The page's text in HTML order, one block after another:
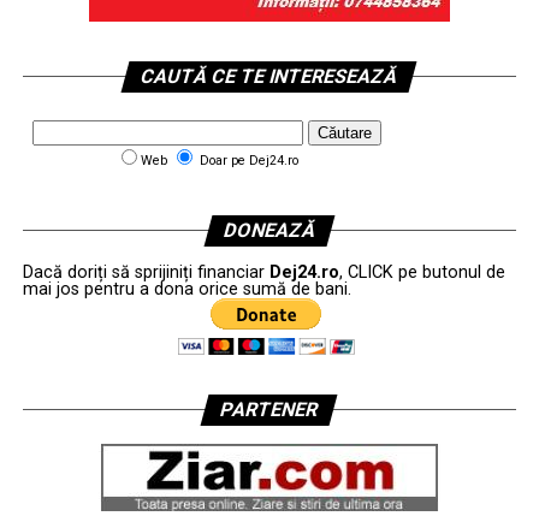
CAUTĂ CE TE INTERESEAZĂ
Web Doar pe Dej24.ro
DONEAZĂ
Dacă doriți să sprijiniți financiar Dej24.ro, CLICK pe butonul de
mai jos pentru a dona orice sumă de bani.
PARTENER